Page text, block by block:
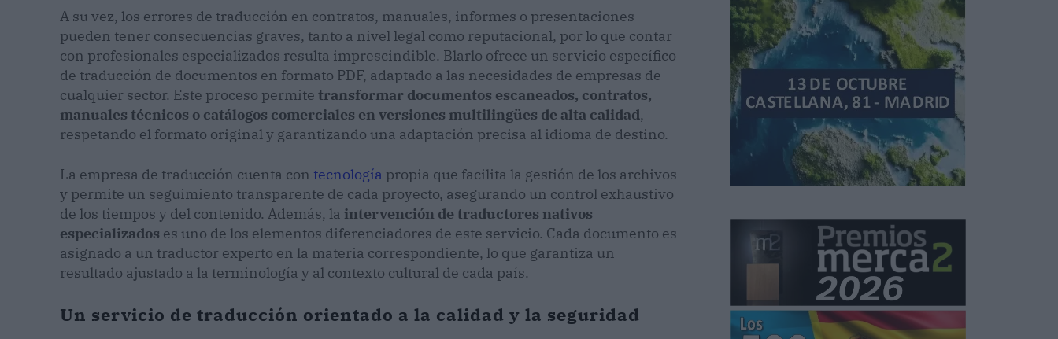
A su vez, los errores de traducción en contratos, manuales, informes o presentaciones
pueden tener consecuencias graves, tanto a nivel legal como reputacional, por lo que contar
con profesionales especializados resulta imprescindible. Blarlo ofrece un servicio específico
de traducción de documentos en formato PDF, adaptado a las necesidades de empresas de
cualquier sector. Este proceso permite transformar documentos escaneados, contratos,
manuales técnicos o catálogos comerciales en versiones multilingües de alta calidad,
respetando el formato original y garantizando una adaptación precisa al idioma de destino.
La empresa de traducción cuenta con tecnología propia que facilita la gestión de los archivos
y permite un seguimiento transparente de cada proyecto, asegurando un control exhaustivo
de los tiempos y del contenido. Además, la intervención de traductores nativos
especializados es uno de los elementos diferenciadores de este servicio. Cada documento es
asignado a un traductor experto en la materia correspondiente, lo que garantiza un
resultado ajustado a la terminología y al contexto cultural de cada país.
Un servicio de traducción orientado a la calidad y la seguridad